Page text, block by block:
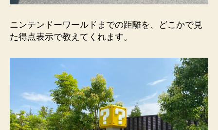
ニンテンドーワールドまでの距離を、どこかで見
た得点表示で教えてくれます。